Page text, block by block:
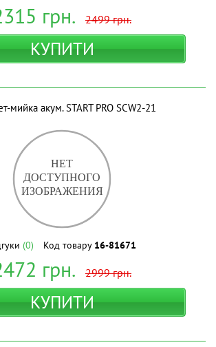
грн. 2499грн.
КУПИТИ
мийка акум. START PRO SCW2-21
(0) Код товару 16-81671
грн. 2999грн.
КУПИТИ